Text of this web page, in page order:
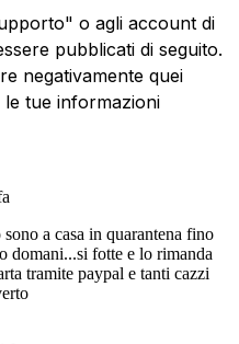
o agli account di
pubblicati di seguito.
negativamente quei
le tue informazioni